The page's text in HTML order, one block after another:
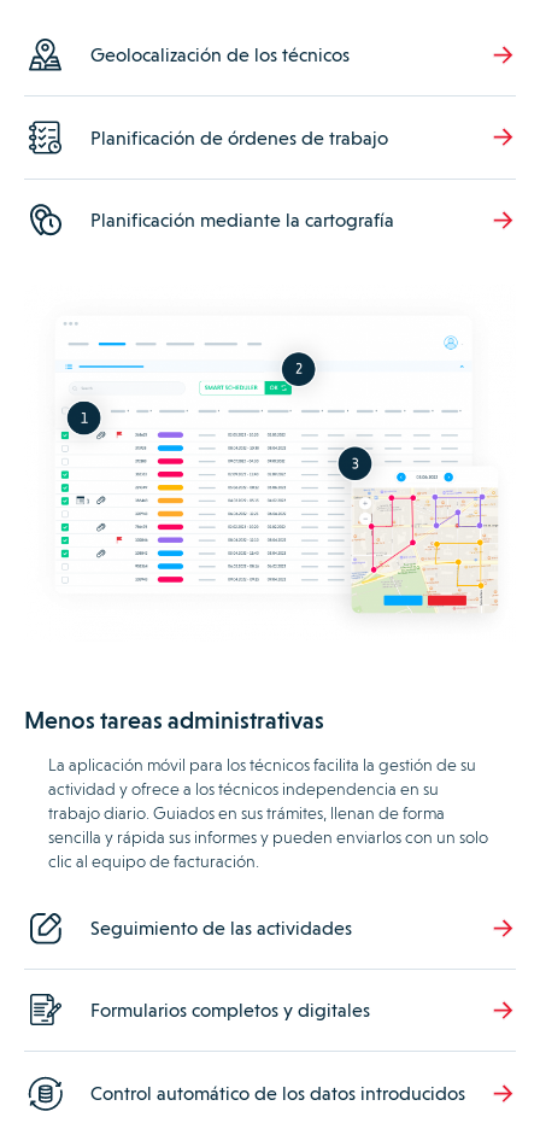
Geolocalización de los técnicos
Planificación de órdenes de trabajo
Planificación mediante la cartografía
Menos tareas administrativas
La aplicación móvil para los técnicos facilita la gestión de su
actividad y ofrece a los técnicos independencia en su
trabajo diario. Guiados en sus trámites, llenan de forma
sencilla y rápida sus informes y pueden enviarlos con un solo
clic al equipo de facturación.
Seguimiento de las actividades
Formularios completos y digitales
Control automático de los datos introducidos